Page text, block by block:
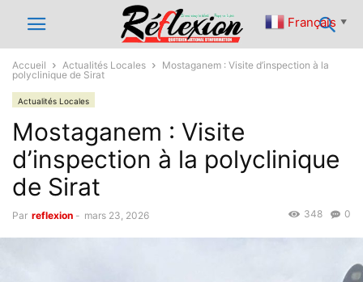
Accueil Actualités Locales
Mostaganem : Visite d’inspection à la
polyclinique de Sirat
Actualités Locales
Mostaganem : Visite
d’inspection à la polyclinique
de Sirat
Par reflexion - mars 23, 2026 0
348
Français ▼